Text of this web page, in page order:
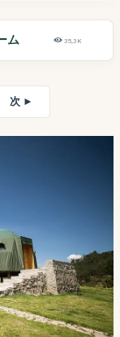
ム 35,3K
次 ►